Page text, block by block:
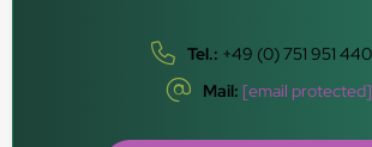
Tel.: +49 (0) 751 951
Mail: [email protected]